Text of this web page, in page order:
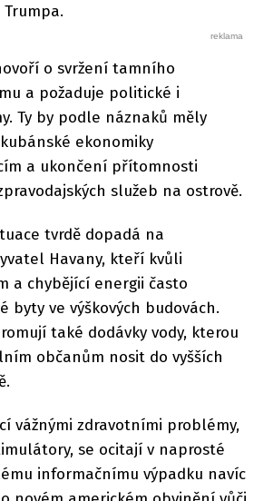
o svržení tamního
a požaduje politické i
Ty by podle náznaků měly
ekonomiky
a ukončení přítomnosti
služeb na ostrově.
tvrdě dopadá na
Havany, kteří kvůli
a chybějící energii často
byty ve výškových budovách.
také dodávky vody, kterou
občanům nosit do vyšších
vážnými zdravotními problémy,
se ocitají v naprosté
informačnímu výpadku navíc